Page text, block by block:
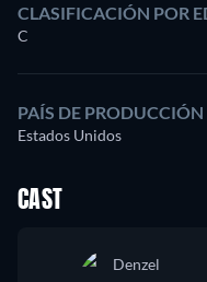
CLASIFICACIÓN POR
C
PAÍS DE PRODUCCIÓN
Estados Unidos
CAST